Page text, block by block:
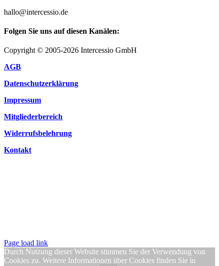
hallo@intercessio.de
Folgen Sie uns auf diesen Kanälen:
Copyright © 2005-2026 Intercessio GmbH
AGB
Datenschutzerklärung
Impressum
Mitgliederbereich
Widerrufsbelehrung
Kontakt
Page load link
Durch Nutzung dieser Website stimmen Sie der Verwendung von
Cookies zu. Weitere Informationen über Cookies finden Sie in